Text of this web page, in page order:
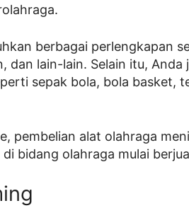
berbagai perlengkapan
lain-lain. Selain itu, Anda
sepak bola, bola basket,
pembelian alat olahraga
bidang olahraga mulai